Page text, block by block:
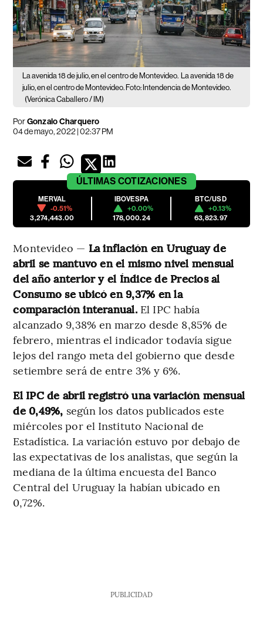
La avenida 18 de julio, en el centro de Montevideo.
La avenida 18 de
julio, en el centro de Montevideo. Foto: Intendencia de Montevideo.
(Verónica Caballero / IM)
PorGonzalo Charquero
04 de mayo, 2022 | 02:37 PM
ÚLTIMAS COTIZACIONES
MERVAL
-0.51%
3,274,443.00
IBOVESPA
+0.00%
178,000.24
BTC/USD
+0.13%
63,823.97
Montevideo — La inflación en Uruguay de
abril se mantuvo en el mismo nivel mensual
del año anterior y el Índice de Precios al
Consumo se ubicó en 9,37% en la
comparación interanual. El IPC había
alcanzado 9,38% en marzo desde 8,85% de
febrero, mientras el indicador todavía sigue
lejos del rango meta del gobierno que desde
setiembre será de entre 3% y 6%.
El IPC de abril registró una variación mensual
de 0,49%, según los datos publicados este
miércoles por el Instituto Nacional de
Estadística. La variación estuvo por debajo de
las expectativas de los analistas, que según la
mediana de la última encuesta del Banco
Central del Uruguay la habían ubicado en
0,72%.
PUBLICIDAD